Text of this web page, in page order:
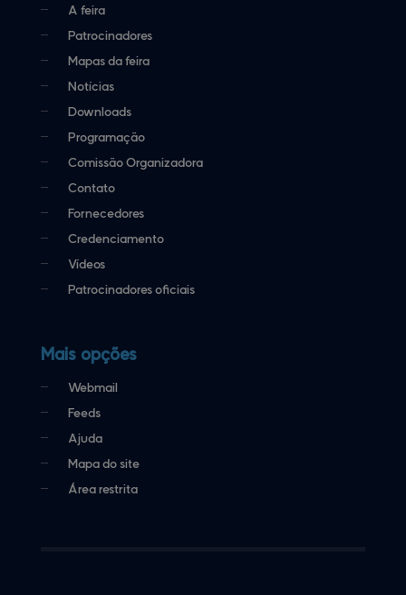
A feira
Patrocinadores
Mapas da feira
Notícias
Downloads
Programação
Comissão Organizadora
Contato
Fornecedores
Credenciamento
Vídeos
Patrocinadores oficiais
Mais opções
Webmail
Feeds
Ajuda
Mapa do site
Área restrita